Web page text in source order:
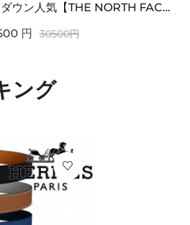
ノースフェイス 偽物 ダウン人気【THE NORTH FACE】M'S 7 SUMMIT HIM...
円 30500円
ング